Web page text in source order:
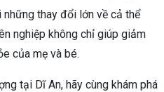
thay đổi lớn về cả thể
nghiệp không chỉ giúp giảm
của mẹ và bé.
tại Dĩ An, hãy cùng khám phá